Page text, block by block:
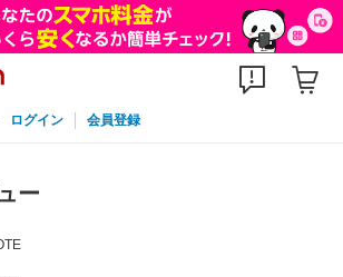
ログイン 会員登録
ー